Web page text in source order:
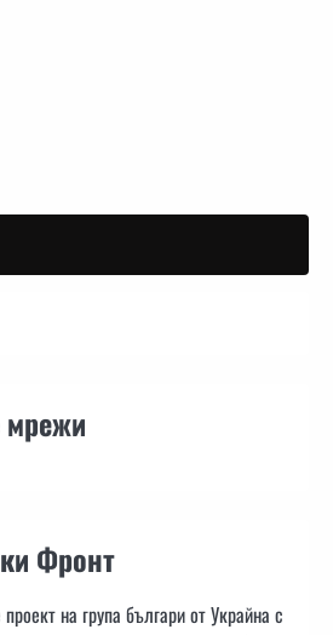
мрежи
Фронт
на група българи от Украйна с